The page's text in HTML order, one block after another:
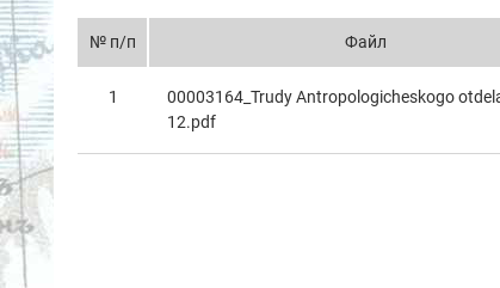
№ п/п Файл
1
00003164_Trudy Antropologicheskogo
12.pdf